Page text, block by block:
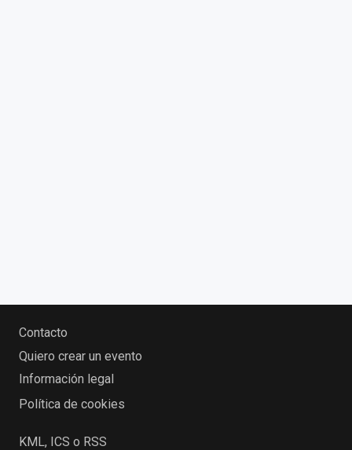
Contacto
Quiero crear un evento
Información legal
Política de cookies
KML, ICS o RSS